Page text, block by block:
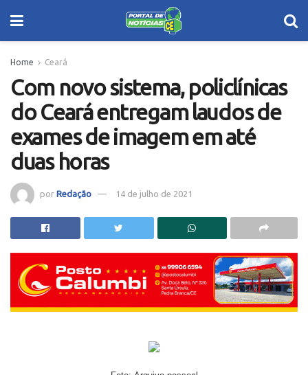
Home Ceará
Com novo sistema, policlínicas
do Ceará entregam laudos de
exames de imagem em até
duas horas
por Redação 14 de julho de 2021